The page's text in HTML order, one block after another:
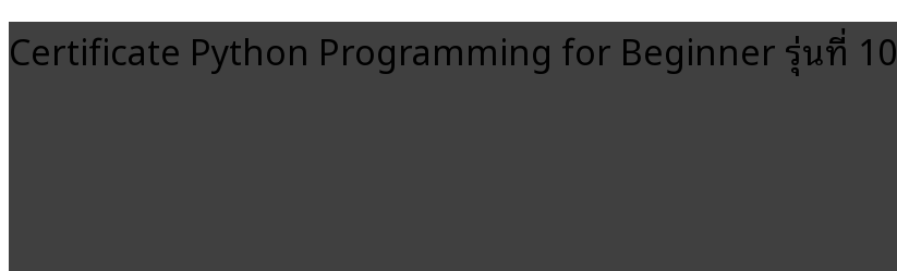
Certificate Python Programming for Beginner รุ่นที่ 10